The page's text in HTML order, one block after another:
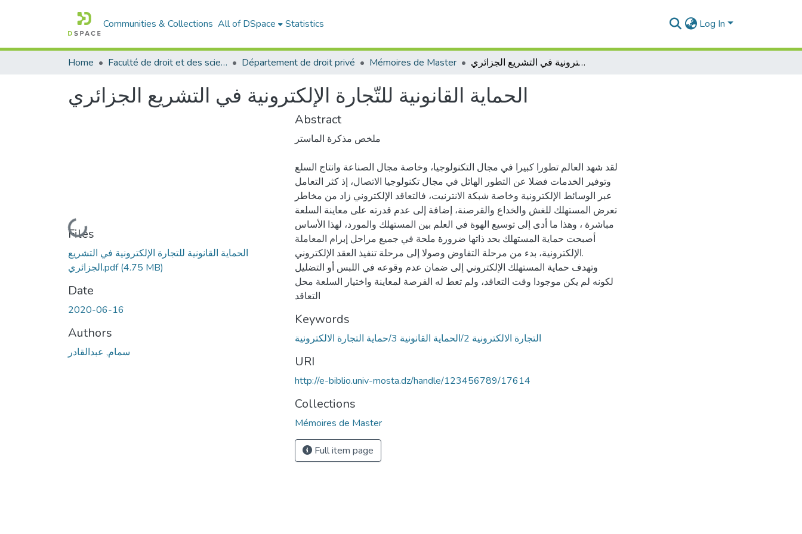
Communities & Collections All of DSpace Statistics Log In
Home Faculté de droit et des sciences politiques Département de droit privé Mémoires de Master الحماية القانونية للتّجارة الإلكترونية في التشريع الجزائري
الحماية القانونية للتّجارة الإلكترونية في التشريع الجزائري
Loading...
Files
الحماية القانونية للتجارة الإلكترونية في التشريع
الجزائري.pdf(4.75 MB)
Date
2020-06-16
Authors
سمام, عبدالقادر
Abstract
ملخص مذكرة الماستر
لقد شهد العالم تطورا كبيرا في مجال التكنولوجيا، وخاصة مجال الصناعة وانتاج السلع
وتوفير الخدمات فضلا عن التطور الهائل في مجال تكنولوجيا الاتصال، إذ كثر التعامل
عبر الوسائط الإلكترونية وخاصة شبكة الانترنيت، فالتعاقد الإلكتروني زاد من مخاطر
تعرض المستهلك للغش والخداع والقرصنة، إضافة إلى عدم قدرته على معاينة السلعة
مباشرة ، وهذا ما أدى إلى توسيع الهوة في العلم بين المستهلك والمورد، لهذا الأساس
أصبحت حماية المستهلك بحد ذاتها ضرورة ملحة في جميع مراحل إبرام المعاملة
الإلكترونية، بدء من مرحلة التفاوض وصولا إلى مرحلة تنفيذ العقد الإلكتروني.
وتهدف حماية المستهلك الإلكتروني إلى ضمان عدم وقوعه في اللبس أو التضليل
لكونه لم يكن موجودا وقت التعاقد، ولم تعط له الفرصة لمعاينة واختيار السلعة محل
التعاقد
Keywords
التجارة الالكترونية 2/الحماية القانونية 3/حماية التجارة الالكترونية
URI
http://e-biblio.univ-mosta.dz/handle/123456789/17614
Collections
Mémoires de Master
Full item page